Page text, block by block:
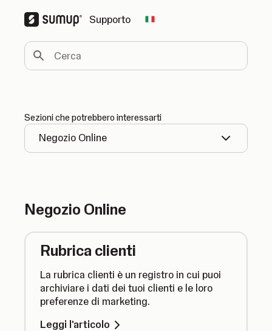
Supporto Change country
Cerca
Sezioni che potrebbero interessarti
Negozio Online
Negozio Online
Rubrica clienti
La rubrica clienti è un registro in cui puoi
archiviare i dati dei tuoi clienti e le loro
preferenze di marketing.
Leggi l'articolo